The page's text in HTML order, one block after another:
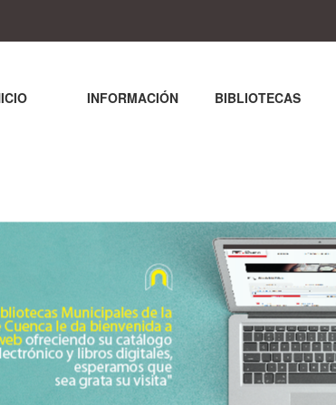
INFORMACIÓN BIBLIOTECAS